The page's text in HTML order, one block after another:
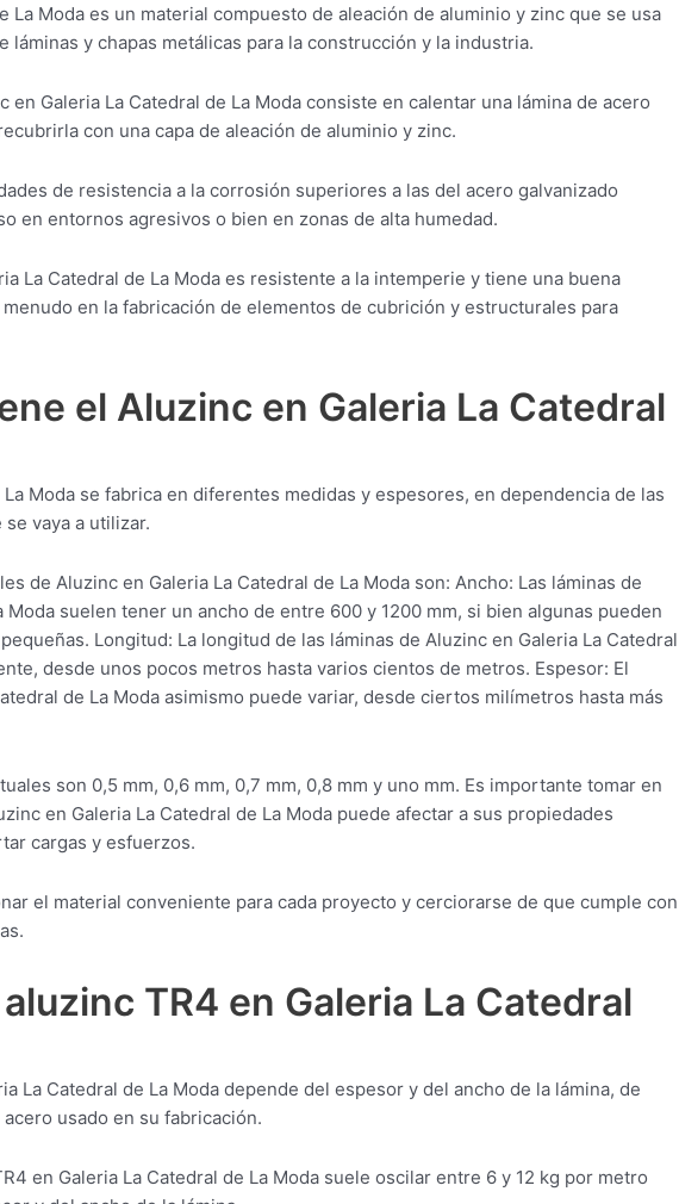
La Moda es un material compuesto de aleación de aluminio y zinc que se usa
láminas y chapas metálicas para la construcción y la industria.
Galeria La Catedral de La Moda consiste en calentar una lámina de acero
con una capa de aleación de aluminio y zinc.
de resistencia a la corrosión superiores a las del acero galvanizado
en entornos agresivos o bien en zonas de alta humedad.
La Catedral de La Moda es resistente a la intemperie y tiene una buena
en la fabricación de elementos de cubrición y estructurales para
el Aluzinc en Galeria La Catedral
Moda se fabrica en diferentes medidas y espesores, en dependencia de las
vaya a utilizar.
de Aluzinc en Galeria La Catedral de La Moda son: Ancho: Las láminas de
Moda suelen tener un ancho de entre 600 y 1200 mm, si bien algunas pueden
Longitud: La longitud de las láminas de Aluzinc en Galeria La Catedral
desde unos pocos metros hasta varios cientos de metros. Espesor: El
de La Moda asimismo puede variar, desde ciertos milímetros hasta más
son 0,5 mm, 0,6 mm, 0,7 mm, 0,8 mm y uno mm. Es importante tomar en
en Galeria La Catedral de La Moda puede afectar a sus propiedades
cargas y esfuerzos.
el material conveniente para cada proyecto y cerciorarse de que cumple con
TR4 en Galeria La Catedral
La Catedral de La Moda depende del espesor y del ancho de la lámina, de
usado en su fabricación.
en Galeria La Catedral de La Moda suele oscilar entre 6 y 12 kg por metro